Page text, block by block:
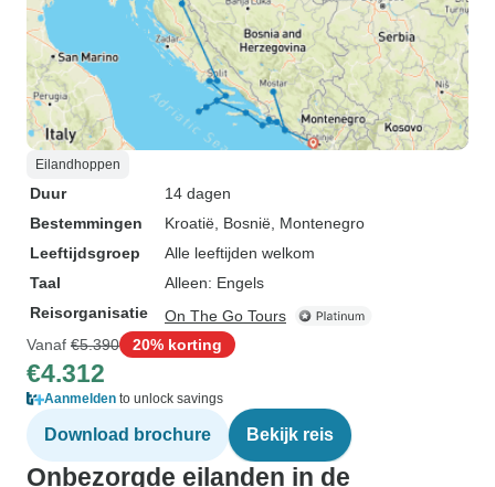
Eilandhoppen
Duur
14 dagen
Bestemmingen
Kroatië , Bosnië , Montenegro
Leeftijdsgroep
Alle leeftijden welkom
Taal
Alleen: Engels
Reisorganisatie
On The Go Tours
Vanaf €5.390 20% korting
€4.312
Aanmelden to unlock savings
Download brochure Bekijk reis
Onbezorgde eilanden in de